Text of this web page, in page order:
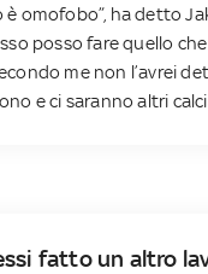
è omofobo”, ha detto
posso fare quello
me non l’avrei
e ci saranno altri
fatto un altro